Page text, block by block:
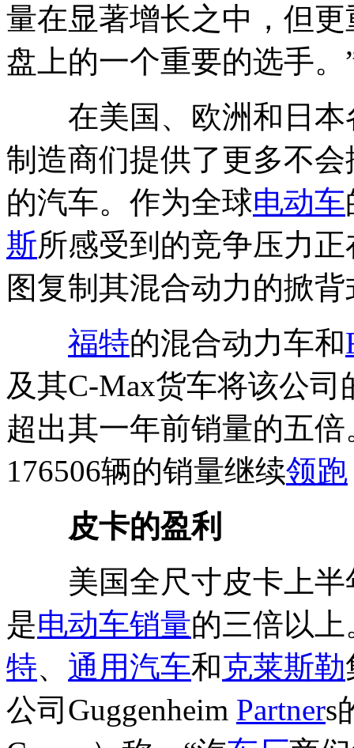
量在显著增长之中，但
盘上的一个重要的选手。
在美国、欧洲和日本
制造商们提供了更多不
的汽车。作为全球电动车
斯所感受到的竞争压力
图复制其混合动力的掀
福特的混合动力车和
及其C-Max货车将该公司
超出其一年前销量的五倍
176506辆的销量继续领跑
皮卡的盈利
美国全尺寸皮卡上半
是电动车销量的三倍以
特、 通用汽车和克莱斯勒
公司Guggenheim Partners